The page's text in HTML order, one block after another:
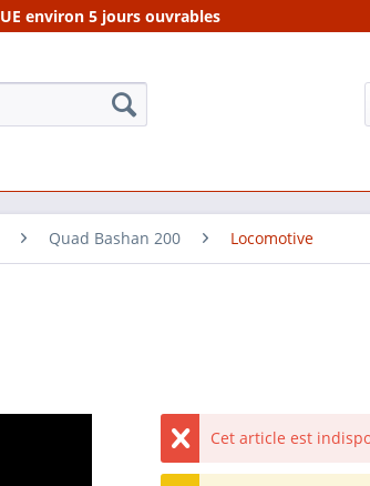
environ 5 jours ouvrables
Quad Bashan 200 Locomotive
Cet article est